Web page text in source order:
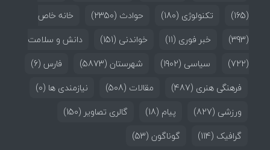
(165)
تکنولوژی (180) حوادث (2350)
خانه خاص
(393)
خبر فوری (11) خواندنی (151)
دانش و سلامت
(722)
سیاسی (1902) شهرستان (5873) فارس (6)
فرهنگی هنری (487) مقالات (508) نیازمندی ها (0)
ورزشی (827) پیام (18) گالری تصاویر (150)
گرافیک (114) گوناگون (53)